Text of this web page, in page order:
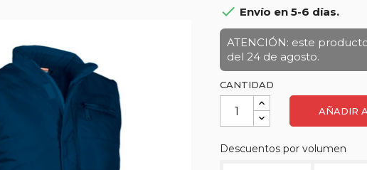
 Envío en 5-6 días.
ATENCIÓN: este
del 24 de agosto.
CANTIDAD
AÑADIR
Descuentos por volumen